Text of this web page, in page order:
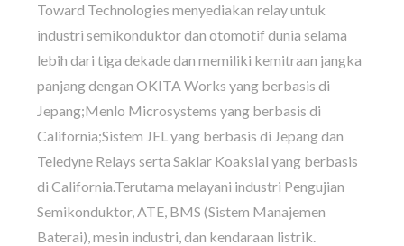
Toward Technologies menyediakan relay untuk
industri semikonduktor dan otomotif dunia selama
lebih dari tiga dekade dan memiliki kemitraan jangka
panjang dengan OKITA Works yang berbasis di
Jepang;Menlo Microsystems yang berbasis di
California;Sistem JEL yang berbasis di Jepang dan
Teledyne Relays serta Saklar Koaksial yang berbasis
di California.Terutama melayani industri Pengujian
Semikonduktor, ATE, BMS (Sistem Manajemen
Baterai), mesin industri, dan kendaraan listrik.